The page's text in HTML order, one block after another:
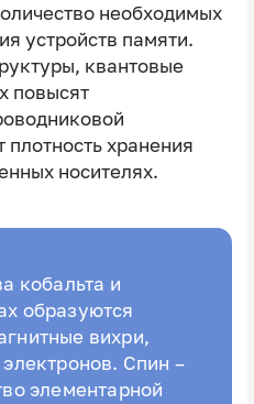
необходимых
устройств памяти.
квантовые
повысят
плотность хранения
носителях.
кобальта и
образуются
вихри,
Спин –
элементарной